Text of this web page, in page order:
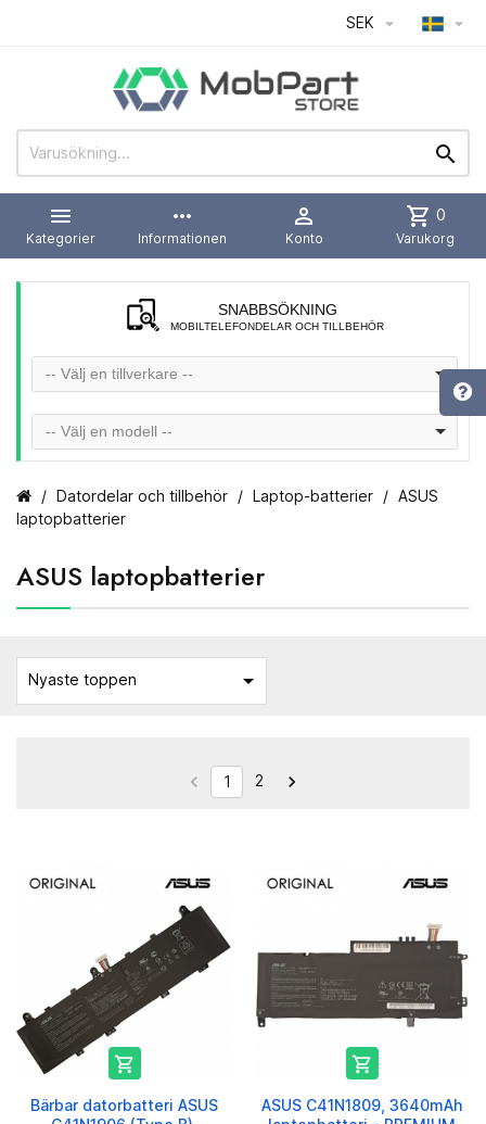
SEK  


Kategorier
more_horiz
Informationen

Konto
shopping_cart 0
Varukorg
SNABBSÖKNING
MOBILTELEFONDELAR OCH TILLBEHÖR
-- Välj en tillverkare --
-- Välj en modell --
Datordelar och tillbehör Laptop-batterier
ASUS
laptopbatterier
ASUS laptopbatterier
Nyaste toppen 
 1 2 

Bärbar datorbatteri ASUS

ASUS C41N1809, 3640mAh